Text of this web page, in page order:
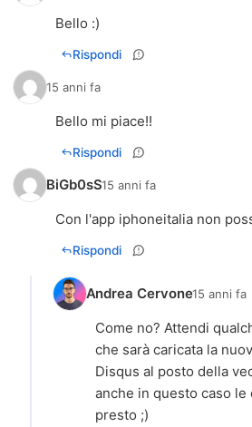
Bello :)
Rispondi
15 anni fa
Bello mi piace!!
Rispondi
BiGb0sS15 anni fa
Con l'app iphoneitalia non
Rispondi
Andrea Cervone15 anni fa
Come no? Attendi
che sarà caricata la
Disqus al posto della
anche in questo caso
presto ;)